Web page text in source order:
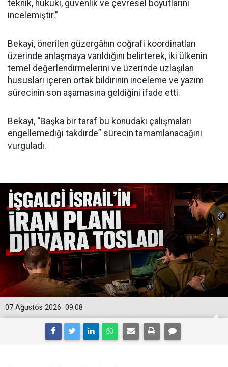
teknik, hukuki, güvenlik ve çevresel boyutlarını
incelemiştir.”
Bekayi, önerilen güzergâhın coğrafi koordinatları
üzerinde anlaşmaya varıldığını belirterek, iki ülkenin
temel değerlendirmelerini ve üzerinde uzlaşılan
hususları içeren ortak bildirinin inceleme ve yazım
sürecinin son aşamasına geldiğini ifade etti.
Bekayi, “Başka bir taraf bu konudaki çalışmaları
engellemediği takdirde” sürecin tamamlanacağını
vurguladı.
09:08
07 Ağustos 2026